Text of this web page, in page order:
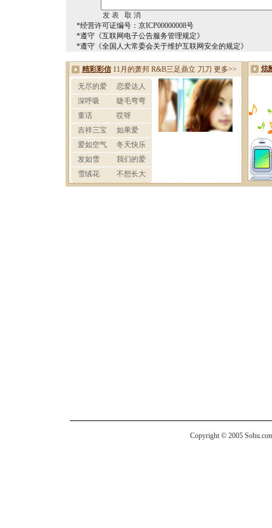
*经营许可证编号：京ICP00000008号
*遵守《互联网电子公告服务管理规定》
*遵守《全国人大常委会关于维护互联网安全的规定》
Copyright © 2005